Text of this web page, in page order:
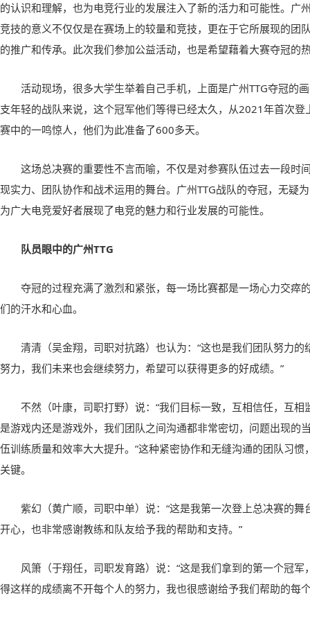
的认识和理解，也为电竞行业的发展注入了新的活力和可能性。广
竞技的意义不仅仅是在赛场上的较量和竞技，更在于它所展现的团
的推广和传承。此次我们参加公益活动，也是希望藉着大赛夺冠的
活动现场，很多大学生举着自己手机，上面是广州TTG夺冠的
支年轻的战队来说，这个冠军他们等得已经太久，从2021年首次
赛中的一鸣惊人，他们为此准备了600多天。
这场总决赛的重要性不言而喻，不仅是对参赛队伍过去一段时
现实力、团队协作和战术运用的舞台。广州TTG战队的夺冠，无疑
为广大电竞爱好者展现了电竞的魅力和行业发展的可能性。
队员眼中的广州TTG
夺冠的过程充满了激烈和紧张，每一场比赛都是一场心力交瘁
们的汗水和心血。
清清（吴金翔，司职对抗路）也认为：“这也是我们团队努力
努力，我们未来也会继续努力，希望可以获得更多的好成绩。”
不然（叶康，司职打野）说：“我们目标一致，互相信任，互
是游戏内还是游戏外，我们团队之间沟通都非常密切，问题出现的
伍训练质量和效率大大提升。”这种紧密协作和无缝沟通的团队习惯
关键。
紫幻（黄广顺，司职中单）说：“这是我第一次登上总决赛的
开心，也非常感谢教练和队友给予我的帮助和支持。”
风箫（于翔任，司职发育路）说：“这是我们拿到的第一个冠
得这样的成绩离不开每个人的努力，我也很感谢给予我们帮助的每